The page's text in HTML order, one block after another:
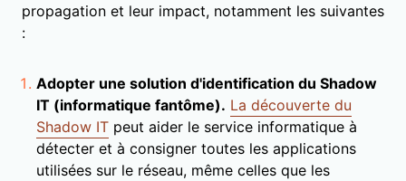
propagation et leur impact, notamment les suivantes
:
Adopter une solution d'identification du Shadow
IT (informatique fantôme). La découverte du
Shadow IT peut aider le service informatique à
détecter et à consigner toutes les applications
utilisées sur le réseau, même celles que les